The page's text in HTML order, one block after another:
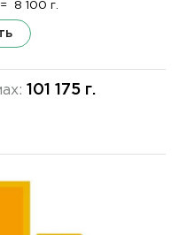
= 8 100 г.
101 175 г.